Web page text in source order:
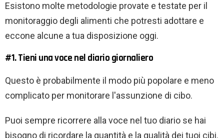
Esistono molte metodologie provate e testate per il
monitoraggio degli alimenti che potresti adottare e
eccone alcune a tua disposizione oggi.
#1. Tieni una voce nel diario giornaliero
Questo è probabilmente il modo più popolare e meno
complicato per monitorare l'assunzione di cibo.
Puoi sempre ricorrere alla voce nel tuo diario se hai
bisogno di ricordare la quantità e la qualità dei tuoi cibi.